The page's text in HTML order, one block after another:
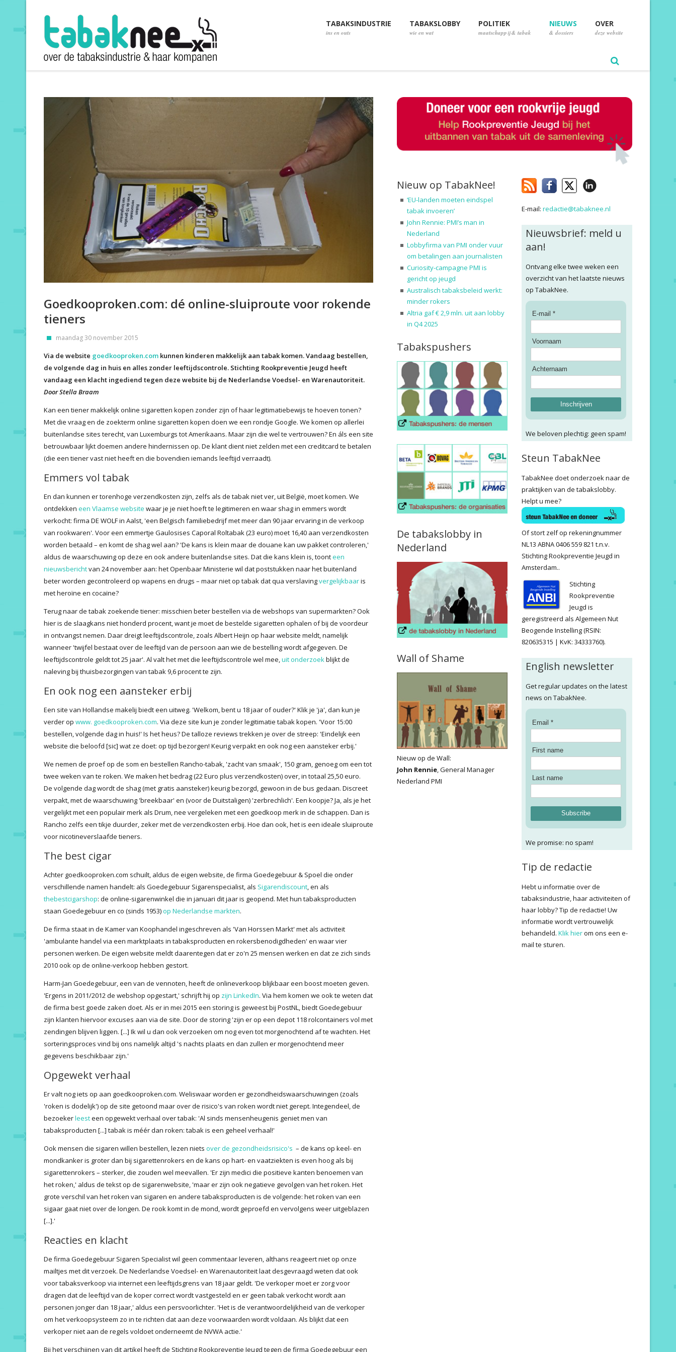
TABAKSINDUSTRIE
ins en outs
TABAKSLOBBY
wie en wat
POLITIEK
maatschappij & tabak
NIEUWS
& dossiers
OVER
deze website
Goedkooproken.com: dé online-sluiproute voor rokende
tieners
maandag 30 november 2015
Via de website goedkooproken.com kunnen kinderen makkelijk aan tabak komen. Vandaag bestellen,
de volgende dag in huis en alles zonder leeftijdscontrole. Stichting Rookpreventie Jeugd heeft
vandaag een klacht ingediend tegen deze website bij de Nederlandse Voedsel- en Warenautoriteit.
Door Stella Braam
Kan een tiener makkelijk online sigaretten kopen zonder zijn of haar legitimatiebewijs te hoeven tonen?
Met die vraag en de zoekterm online sigaretten kopen doen we een rondje Google. We komen op allerlei
buitenlandse sites terecht, van Luxemburgs tot Amerikaans. Maar zijn die wel te vertrouwen? En áls een site
betrouwbaar lijkt doemen andere hindernissen op. De klant dient niet zelden met een creditcard te betalen
(die een tiener vast niet heeft en die bovendien iemands leeftijd verraadt).
Emmers vol tabak
En dan kunnen er torenhoge verzendkosten zijn, zelfs als de tabak niet ver, uit België, moet komen. We
ontdekken een Vlaamse website waar je je niet hoeft te legitimeren en waar shag in emmers wordt
verkocht: firma DE WOLF in Aalst, 'een Belgisch familiebedrijf met meer dan 90 jaar ervaring in de verkoop
van rookwaren'. Voor een emmertje Gaulosises Caporal Roltabak (23 euro) moet 16,40 aan verzendkosten
worden betaald – en komt de shag wel aan? 'De kans is klein maar de douane kan uw pakket controleren,'
aldus de waarschuwing op deze en ook andere buitenlandse sites. Dat die kans klein is, toonteen
nieuwsberichtvan 24 november aan: het Openbaar Ministerie wil dat poststukken naar het buitenland
beter worden gecontroleerd op wapens en drugs – maar niet op tabak dat qua verslavingvergelijkbaaris
met heroïne en cocaïne?
Terug naar de tabak zoekende tiener: misschien beter bestellen via de webshops van supermarkten? Ook
hier is de slaagkans niet honderd procent, want je moet de bestelde sigaretten ophalen of bij de voordeur
in ontvangst nemen. Daar dreigt leeftijdscontrole, zoals Albert Heijn op haar website meldt, namelijk
wanneer 'twijfel bestaat over de leeftijd van de persoon aan wie de bestelling wordt afgegeven. De
leeftijdscontrole geldt tot 25 jaar'. Al valt het met die leeftijdscontrole wel mee,uit onderzoekblijkt de
naleving bij thuisbezorgingen van tabak 9,6 procent te zijn.
En ook nog een aansteker erbij
Een site van Hollandse makelij biedt een uitweg. 'Welkom, bent u 18 jaar of ouder?' Klik je 'ja', dan kun je
verder op www. goedkooproken.com. Via deze site kun je zonder legitimatie tabak kopen. 'Voor 15:00
bestellen, volgende dag in huis!' Is het heus? De talloze reviews trekken je over de streep: 'Eindelijk een
website die beloofd [sic] wat ze doet: op tijd bezorgen! Keurig verpakt en ook nog een aansteker erbij.'
We nemen de proef op de som en bestellen Rancho-tabak, 'zacht van smaak', 150 gram, genoeg om een tot
twee weken van te roken. We maken het bedrag (22 Euro plus verzendkosten) over, in totaal 25,50 euro.
De volgende dag wordt de shag (met gratis aansteker) keurig bezorgd, gewoon in de bus gedaan. Discreet
verpakt, met de waarschuwing 'breekbaar' en (voor de Duitstaligen) 'zerbrechlich'. Een koopje? Ja, als je het
vergelijkt met een populair merk als Drum, nee vergeleken met een goedkoop merk in de schappen. Dan is
Rancho zelfs een tikje duurder, zeker met de verzendkosten erbij. Hoe dan ook, het is een ideale sluiproute
voor nicotineverslaafde tieners.
The best cigar
Achter goedkooproken.com schuilt, aldus de eigen website, de firma Goedegebuur & Spoel die onder
verschillende namen handelt: als Goedegebuur Sigarenspecialist, als Sigarendiscount, en als
thebestcigarshop: de online-sigarenwinkel die in januari dit jaar is geopend. Met hun tabaksproducten
staan Goedegebuur en co (sinds 1953)op Nederlandse markten.
De firma staat in de Kamer van Koophandel ingeschreven als 'Van Horssen Markt' met als activiteit
'ambulante handel via een marktplaats in tabaksproducten en rokersbenodigdheden' en waar vier
personen werken. De eigen website meldt daarentegen dat er zo'n 25 mensen werken en dat ze zich sinds
2010 ook op de online-verkoop hebben gestort.
Harm-Jan Goedegebuur, een van de vennoten, heeft de onlineverkoop blijkbaar een boost moeten geven.
'Ergens in 2011/2012 de webshop opgestart,' schrijft hij op zijn LinkedIn. Via hem komen we ook te weten dat
de firma best goede zaken doet. Als er in mei 2015 een storing is geweest bij PostNL, biedt Goedegebuur
zijn klanten hiervoor excuses aan via de site. Door de storing 'zijn er op een depot 118 rolcontainers vol met
zendingen blijven liggen. [...] Ik wil u dan ook verzoeken om nog even tot morgenochtend af te wachten. Het
sorteringsproces vind bij ons namelijk altijd 's nachts plaats en dan zullen er morgenochtend meer
gegevens beschikbaar zijn.'
Opgewekt verhaal
Er valt nog iets op aan goedkooproken.com. Weliswaar worden er gezondheidswaarschuwingen (zoals
'roken is dodelijk') op de site getoond maar over de risico's van roken wordt niet gerept. Integendeel, de
bezoekerleesteen opgewekt verhaal over tabak: 'Al sinds mensenheugenis geniet men van
tabaksproducten [...] tabak is méér dan roken: tabak is een geheel verhaal!'
Ook mensen die sigaren willen bestellen, lezen niets over de gezondheidsrisico's – de kans op keel- en
mondkanker is groter dan bij sigarettenrokers en de kans op hart- en vaatziekten is even hoog als bij
sigarettenrokers – sterker, die zouden wel meevallen. 'Er zijn medici die positieve kanten benoemen van
het roken,' aldus de tekst op de sigarenwebsite, 'maar er zijn ook negatieve gevolgen van het roken. Het
grote verschil van het roken van sigaren en andere tabaksproducten is de volgende: het roken van een
sigaar gaat niet over de longen. De rook komt in de mond, wordt geproefd en vervolgens weer uitgeblazen
[...].'
Reacties en klacht
De firma Goedegebuur Sigaren Specialist wil geen commentaar leveren, althans reageert niet op onze
mailtjes met dit verzoek. De Nederlandse Voedsel- en Warenautoriteit laat desgevraagd weten dat ook
voor tabaksverkoop via internet een leeftijdsgrens van 18 jaar geldt. 'De verkoper moet er zorg voor
dragen dat de leeftijd van de koper correct wordt vastgesteld en er geen tabak verkocht wordt aan
personen jonger dan 18 jaar,' aldus een persvoorlichter. 'Het is de verantwoordelijkheid van de verkoper
om het verkoopsysteem zo in te richten dat aan deze voorwaarden wordt voldaan. Als blijkt dat een
verkoper niet aan de regels voldoet onderneemt de NVWA actie.'
Bij het verschijnen van dit artikel heeft de Stichting Rookpreventie Jeugd tegen de firma Goedegebuur een
Nieuw op TabakNee!
‘EU-landen moeten eindspel
tabak invoeren’
John Rennie: PMI’s man in
Nederland
Lobbyfirma van PMI onder vuur
om betalingen aan journalisten
Curiosity-campagne PMI is
gericht op jeugd
Australisch tabaksbeleid werkt:
minder rokers
Altria gaf € 2,9 mln. uit aan lobby
in Q4 2025
Tabakspushers
De tabakslobby in
Nederland
Wall of Shame
Nieuw op de Wall:
John Rennie, General Manager
Nederland PMI
E-mail:redactie@tabaknee.nl
Nieuwsbrief: meld u
aan!
Ontvang elke twee weken een
overzicht van het laatste nieuws
op TabakNee.
E-mail *
Voornaam
Achternaam
Inschrijven
We beloven plechtig: geen spam!
Steun TabakNee
TabakNee doet onderzoek naar de
praktijken van de tabakslobby.
Helpt u mee?
Of stort zelf op rekeningnummer
NL13 ABNA 0406 559 821 t.n.v.
Stichting Rookpreventie Jeugd in
Amsterdam..
Stichting
Rookpreventie
Jeugd is
geregistreerd als Algemeen Nut
Beogende Instelling (RSIN:
820635315 | KvK: 34333760).
English newsletter
Get regular updates on the latest
news on TabakNee.
Email *
First name
Last name
Subscribe
We promise: no spam!
Tip de redactie
Hebt u informatie over de
tabaksindustrie, haar activiteiten of
haar lobby? Tip de redactie! Uw
informatie wordt vertrouwelijk
behandeld.Klik hierom ons een e-
mail te sturen.